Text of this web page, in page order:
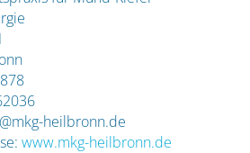
heilbronn.de
www.mkg-heilbronn.de